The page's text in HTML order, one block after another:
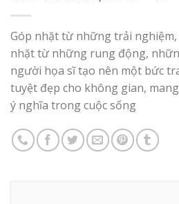
Góp nhặt từ những trải
nhặt từ những rung động,
người họa sĩ tạo nên một bức
tuyệt đẹp cho không gian,
ý nghĩa trong cuộc sống